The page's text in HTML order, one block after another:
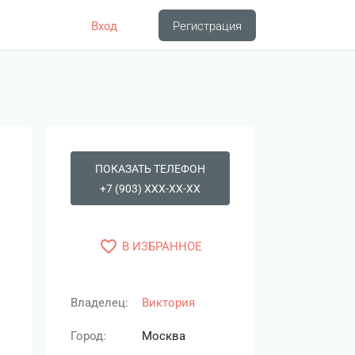
Вход Регистрация
ПОКАЗАТЬ ТЕЛЕФОН
+7 (903) XXX-XX-XX
favorite_border В ИЗБРАННОЕ
Владелец: Виктория
Город: Москва